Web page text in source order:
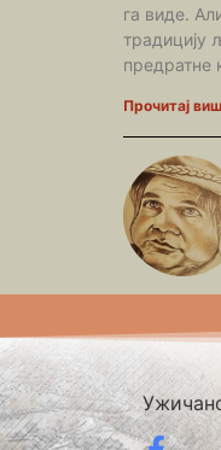
га виде.
традицију
предратне
Прочитај